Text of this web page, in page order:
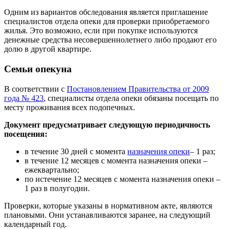
Одним из вариантов обследования является приглашение
специалистов отдела опеки для проверки приобретаемого
жилья. Это возможно, если при покупке используются
денежные средства несовершеннолетнего либо продают его
долю в другой квартире.
Семьи опекуна
В соответствии с Постановлением Правительства от 2009
года № 423, специалисты отдела опеки обязаны посещать по
месту проживания всех подопечных.
Документ предусматривает следующую периодичность
посещения:
в течение 30 дней с момента назначения опеки– 1 раз;
в течение 12 месяцев с момента назначения опеки –
ежеквартально;
по истечение 12 месяцев с момента назначения опеки –
1 раз в полугодии.
Проверки, которые указаны в нормативном акте, являются
плановыми. Они устанавливаются заранее, на следующий
календарный год.